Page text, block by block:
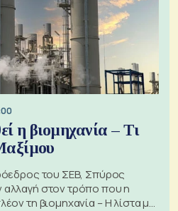
η βιομηχανία – Τι
του ΣΕΒ, Σπύρος
στον τρόπο που η
τη βιομηχανία – Η λίστα με